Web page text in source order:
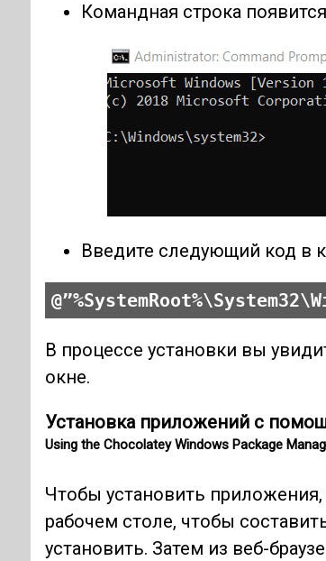
Командная строка
Введите следующий код в
В процессе установки вы
окне.
Установка приложений с
Using the Chocolatey Windows Package
Чтобы установить приложения,
рабочем столе, чтобы
установить. Затем из веб-